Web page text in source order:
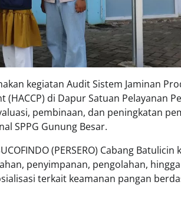
kegiatan Audit Sistem Jaminan
di Dapur Satuan Pelayanan
pembinaan, dan peningkatan
SPPG Gunung Besar.
(PERSERO) Cabang Batulicin
penyimpanan, pengolahan,
terkait keamanan pangan